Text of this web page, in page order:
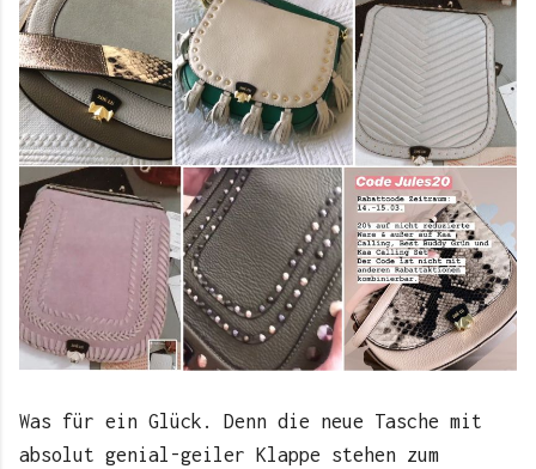
Was für ein Glück. Denn die neue Tasche mit
absolut genial-geiler Klappe stehen zum